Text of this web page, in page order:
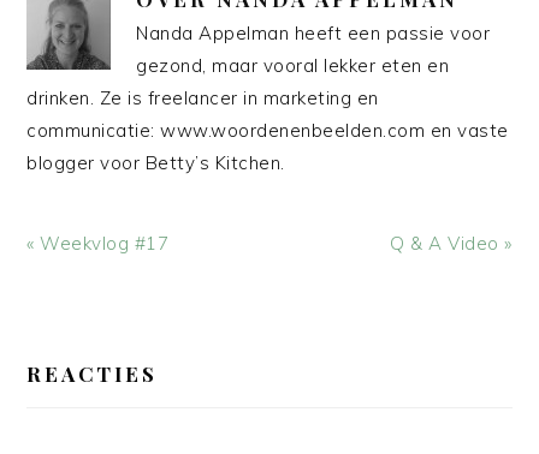
Nanda Appelman heeft een passie voor
gezond, maar vooral lekker eten en
drinken. Ze is freelancer in marketing en
communicatie: www.woordenenbeelden.com en vaste
blogger voor Betty’s Kitchen.
Vorig
« Weekvlog #17
Volgend
Q & A Video »
INTERACTIES
REACTIES